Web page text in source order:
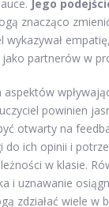
Jego
znacząco
wykazywał
partnerów w
aspektów
powinien
otwarty na
do ich opinii i
w klasie.
i uznawanie
zdziałać wiele w